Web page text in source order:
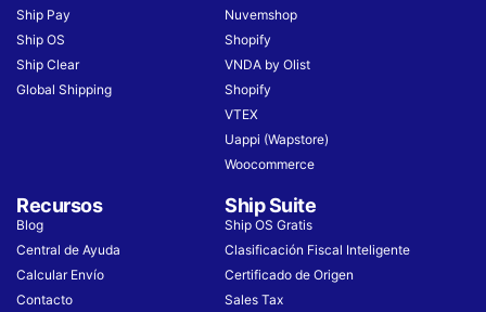
Ship Pay
Ship OS
Ship Clear
Global Shipping
Nuvemshop
Shopify
VNDA by Olist
Shopify
VTEX
Uappi (Wapstore)
Woocommerce
Recursos
Blog
Central de Ayuda
Calcular Envío
Contacto
Ship Suite
Ship OS Gratis
Clasificación Fiscal Inteligente
Certificado de Origen
Sales Tax